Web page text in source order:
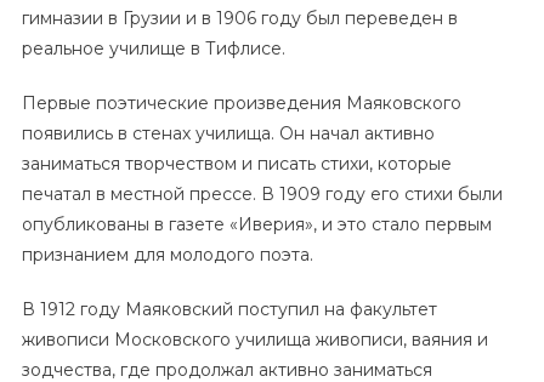
гимназии в Грузии и в 1906 году был переведен в
реальное училище в Тифлисе.
Первые поэтические произведения Маяковского
появились в стенах училища. Он начал активно
заниматься творчеством и писать стихи, которые
печатал в местной прессе. В 1909 году его стихи были
опубликованы в газете «Иверия», и это стало первым
признанием для молодого поэта.
В 1912 году Маяковский поступил на факультет
живописи Московского училища живописи, ваяния и
зодчества, где продолжал активно заниматься